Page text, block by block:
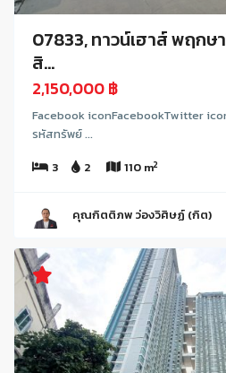
07833, ทาวน์เฮาส์ พฤกษ
สิ...
2,150,000 ฿
Facebook iconFacebookTwitter
รหัสทรัพย์ ...
3
2 110 m2
คุณกิตติภพ ว่องวิศิษฏ์ (กิต)